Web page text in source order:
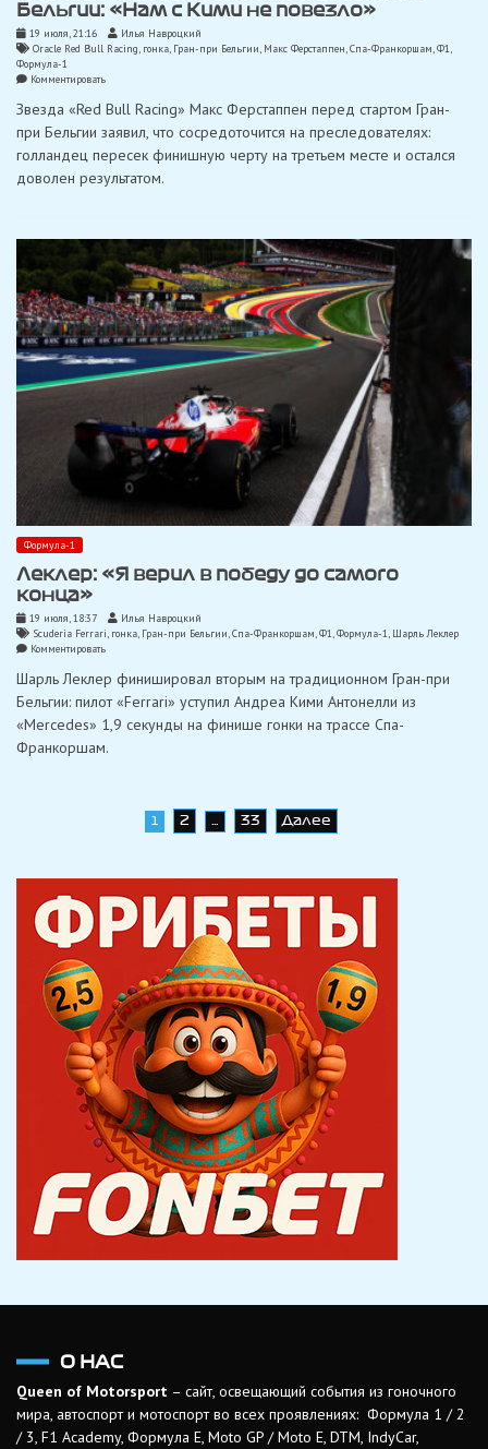
Бельгии: «Нам с Кими не повезло»
19 июля, 21:16
Илья Навроцкий
Oracle Red Bull Racing, гонка, Гран-при Бельгии, Макс Ферстаппен,Спа-Франкоршам,Ф1
Формула-1
Комментироватьon
после
места
в
«Нам
Звезда «Red Bull Racing» Макс Ферстаппен перед стартом Гран-
при Бельгии заявил, что сосредоточится на преследователях:
голландец пересек финишную черту на третьем месте и остался
доволен результатом.
Формула-1
Леклер: «Я верил в победу до самого
конца»
19 июля, 18:37
Илья Навроцкий
Scuderia Ferrari, гонка, Гран-при Бельгии,Спа-Франкоршам,Ф1,Формула-1, Шарль Леклер
Комментироватьon
«Я
верил
в
победу
самого
Шарль Леклер финишировал вторым на традиционном Гран-при
Бельгии: пилот «Ferrari» уступил Андреа Кими Антонелли из
«Mercedes» 1,9 секунды на финише гонки на трассе Спа-
Франкоршам.
записям
2 33 Далее
О НАС
Queen of Motorsport – сайт, освещающий события из гоночного
мира, автоспорт и мотоспорт во всех проявлениях: Формула 1 / 2
/ 3, F1 Academy, Формула Е, Moto GP / Moto E, DTM, IndyCar,